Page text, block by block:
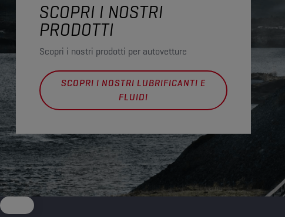
SCOPRI I NOSTRI
PRODOTTI
Scopri i nostri prodotti per autovetture
SCOPRI I NOSTRI LUBRIFICANTI E
FLUIDI